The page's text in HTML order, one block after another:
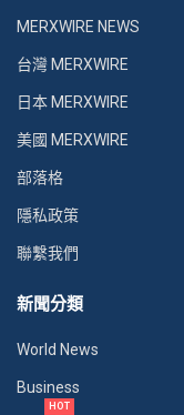
MERXWIRE NEWS
台灣 MERXWIRE
日本 MERXWIRE
美國 MERXWIRE
部落格
隱私政策
聯繫我們
新聞分類
World News
Business
HOT